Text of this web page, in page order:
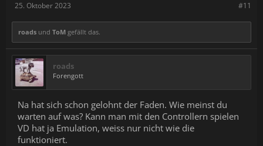
#11
25. Oktober 2023
roads und ToM gefällt das.
roads
Forengott
Na hat sich schon gelohnt der Faden. Wie meinst du
warten auf was? Kann man mit den Controllern spielen
VD hat ja Emulation, weiss nur nicht wie die
funktioniert.